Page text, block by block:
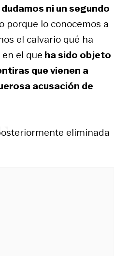
ni un segundo
porque lo conocemos a
el calvario qué ha
el que ha sido objeto
que vienen a
acusación de
eliminada